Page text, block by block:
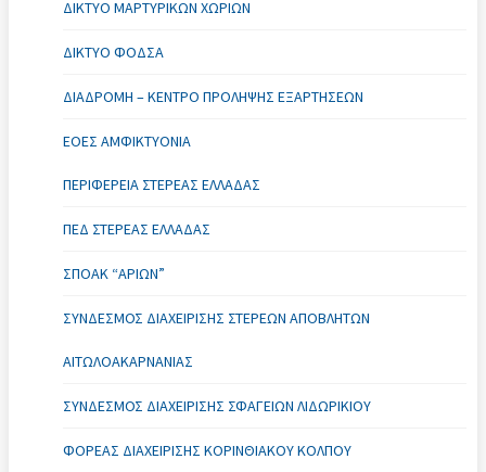
ΔΊΚΤΥΟ ΜΑΡΤΥΡΙΚΏΝ ΧΩΡΙΏΝ
ΔΊΚΤΥΟ ΦΟΔΣΑ
ΔΙΑΔΡΟΜΗ – ΚΈΝΤΡΟ ΠΡΌΛΗΨΗΣ ΕΞΑΡΤΉΣΕΩΝ
ΕΟΕΣ ΑΜΦΙΚΤΥΟΝΙΑ
ΠΕΡΙΦΈΡΕΙΑ ΣΤΕΡΕΆΣ ΕΛΛΆΔΑΣ
ΠΕΔ ΣΤΕΡΕΆΣ ΕΛΛΆΔΑΣ
ΣΠΟΑΚ “ΑΡΙΏΝ”
ΣΎΝΔΕΣΜΟΣ ΔΙΑΧΕΊΡΙΣΗΣ ΣΤΕΡΕΏΝ ΑΠΟΒΛΉΤΩΝ
ΑΙΤΩΛΟΑΚΑΡΝΑΝΊΑΣ
ΣΎΝΔΕΣΜΟΣ ΔΙΑΧΕΊΡΙΣΗΣ ΣΦΑΓΕΊΩΝ ΛΙΔΩΡΙΚΊΟΥ
ΦΟΡΈΑΣ ΔΙΑΧΕΊΡΙΣΗΣ ΚΟΡΙΝΘΙΑΚΟΎ ΚΌΛΠΟΥ